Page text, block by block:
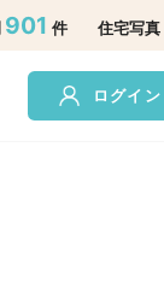
901 件 住宅写真
ログイン